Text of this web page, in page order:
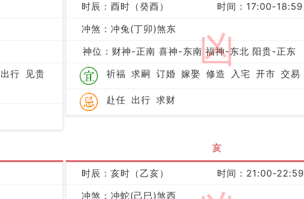
出行
见贵
凶
时辰：酉时（癸酉）
时间：17:00-18:59
冲煞：冲兔(丁卯)煞东
神位：财神-正南 喜神-东南 福神-东北 阳贵-正东
祈福 求嗣 订婚 嫁娶 修造 入宅 开市 交易
赴任 出行 求财
亥
时辰：亥时（乙亥）
时间：21:00-22:59
冲煞：冲蛇(己巳)煞西